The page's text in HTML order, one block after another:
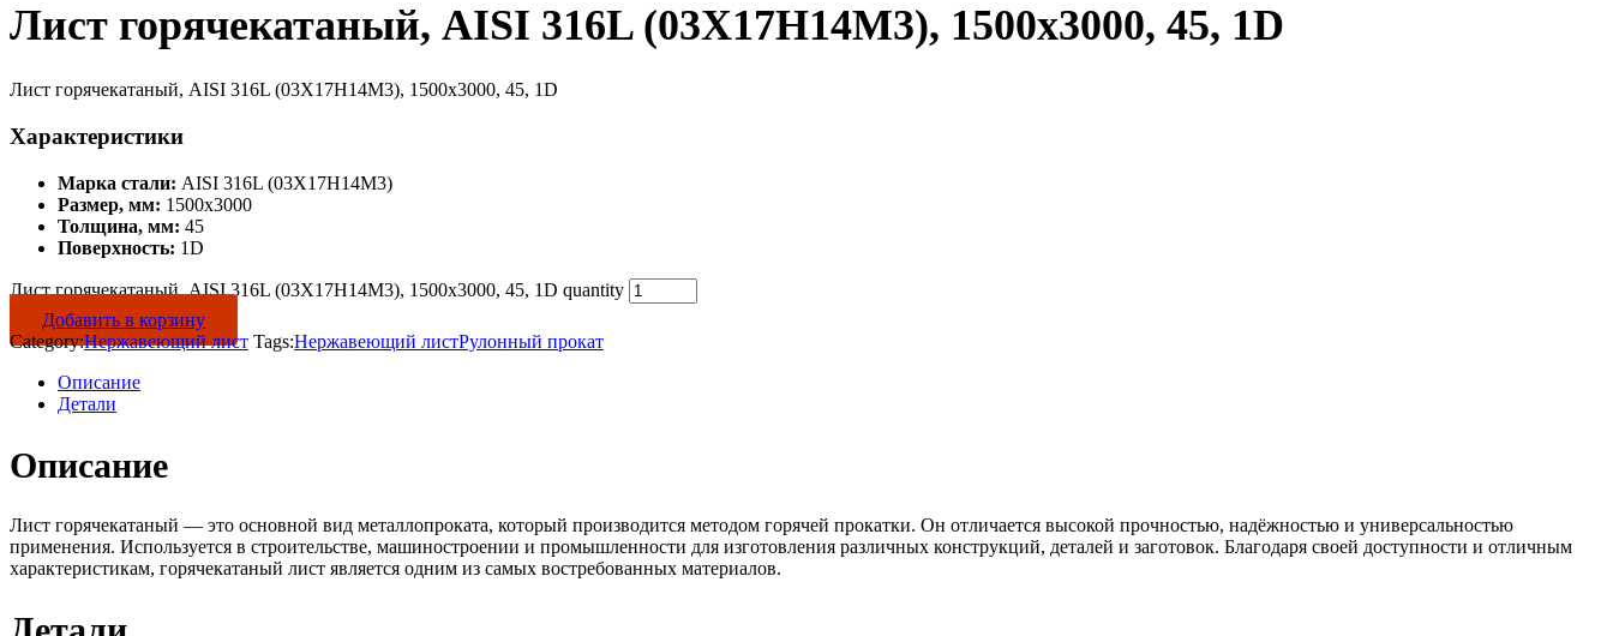
Лист горячекатаный, AISI 316L (03Х17Н14М3), 1500х3000, 45, 1D
Лист горячекатаный, AISI 316L (03Х17Н14М3), 1500х3000, 45, 1D
Характеристики
Марка стали: AISI 316L (03Х17Н14М3)
Размер, мм: 1500х3000
Толщина, мм: 45
Поверхность: 1D
Лист горячекатаный, AISI 316L (03Х17Н14М3), 1500х3000, 45, 1D quantity
Добавить в корзину
Category:Нержавеющий лист Tags:Нержавеющий листРулонный прокат
Описание
Детали
Описание
Лист горячекатаный — это основной вид металлопроката, который производится методом горячей прокатки. Он отличается высокой прочностью, надёжностью и универсальностью
применения. Используется в строительстве, машиностроении и промышленности для изготовления различных конструкций, деталей и заготовок. Благодаря своей доступности и отличным
характеристикам, горячекатаный лист является одним из самых востребованных материалов.